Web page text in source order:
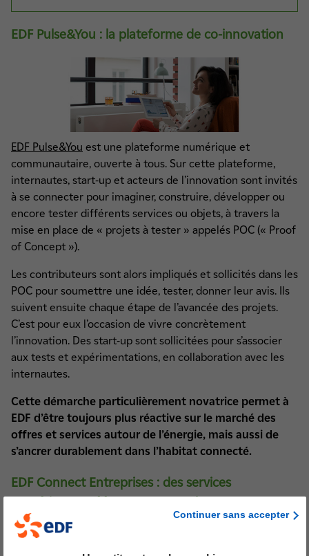
EDF Pulse&You : la plateforme de co-innovation
EDF Pulse&You est une plateforme numérique et
communautaire, ouverte à tous. Sur cette plateforme,
internautes, start-up et acteurs de l’innovation sont invités
à se connecter pour imaginer, construire, développer ou
encore tester différents services ou objets, à travers la
mise en place de « projets à tester » appelés POC (« Proof
of Concept »).
Les contributeurs sont alors impliqués et sollicités dans les
POC pour soumettre une idée, tester, donner leur avis. Ils
suivent ensuite chaque étape de l’avancée des projets.
C’est pour eux l’occasion de vivre concrètement
l’innovation. Des start-up sont sollicitées pour s’associer
aux tests et expérimentations, en collaboration avec les
internautes.
Cette démarche particulièrement novatrice permet à
EDF d’être toujours plus réactive sur le marché des
offres et services autour de l’énergie, mais aussi de
s’ancrer durablement dans l’habitat connecté.
EDF Connect Entreprises : des services
numériques créés avec, et pour les entrepreneurs
Continuer sans accepter